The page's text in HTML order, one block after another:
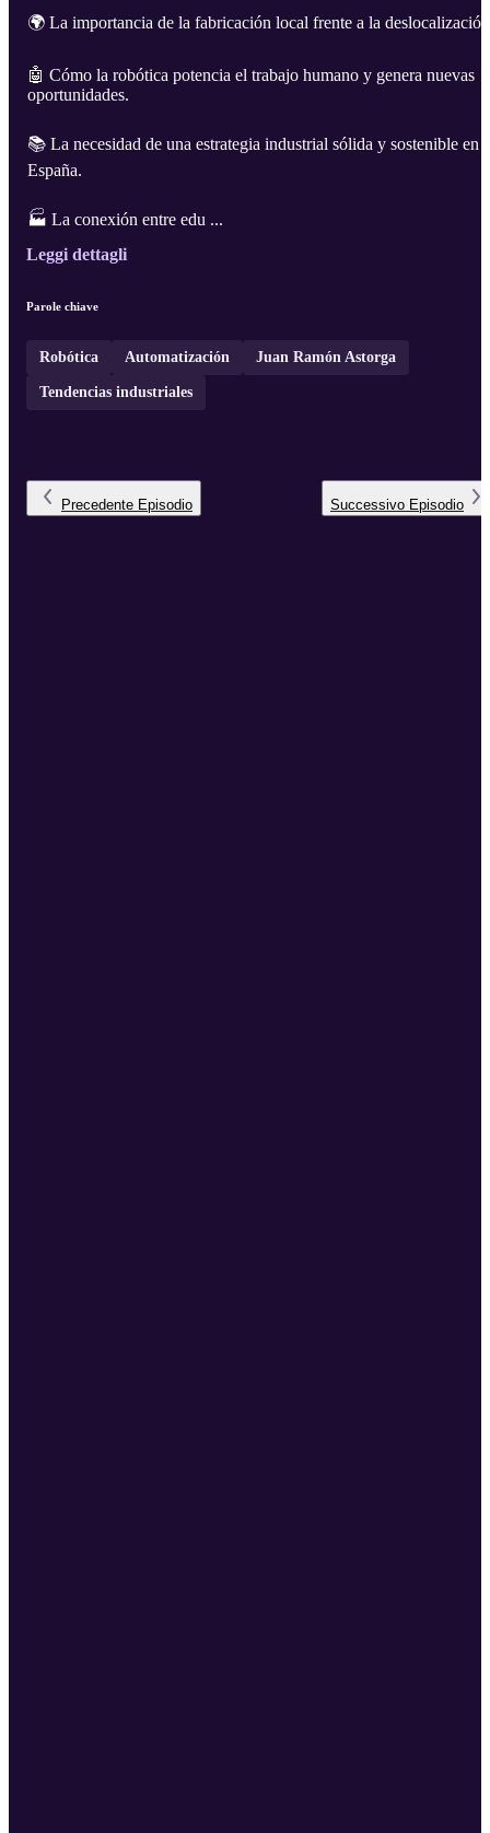
🌍 La importancia de la fabricación local frente a la
🤖 Cómo la robótica potencia el trabajo humano y genera nuevas
oportunidades.
📚 La necesidad de una estrategia industrial sólida y sostenible en
España.
🏭 La conexión entre edu ...
Leggi dettagli
Parole chiave
Robótica Automatización Juan Ramón Astorga
Tendencias industriales
Precedente Episodio Successivo Episodio